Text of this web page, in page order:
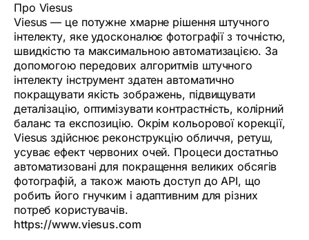
Про Viesus
Viesus — це потужне хмарне рішення штучного
інтелекту, яке удосконалює фотографії з точністю,
швидкістю та максимальною автоматизацією. За
допомогою передових алгоритмів штучного
інтелекту інструмент здатен автоматично
покращувати якість зображень, підвищувати
деталізацію, оптимізувати контрастність, колірний
баланс та експозицію. Окрім кольорової корекції,
Viesus здійснює реконструкцію обличчя, ретуш,
усуває ефект червоних очей. Процеси достатньо
автоматизовані для покращення великих обсягів
фотографій, а також мають доступ до API, що
робить його гнучким і адаптивним для різних
потреб користувачів.
https://www.viesus.com